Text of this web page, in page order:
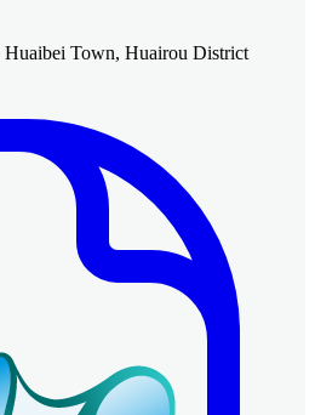
Town, Huairou District